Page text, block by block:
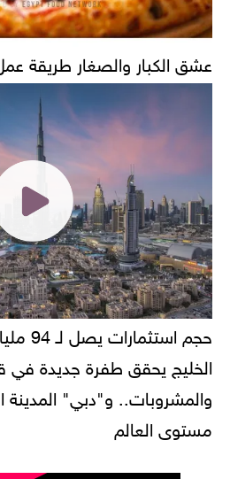
عشق الكبار والصغار طريقة عمل
الخليج يحقق طفرة جديدة في
والمشروبات.. و"دبي" المدينة
مستوى العالم